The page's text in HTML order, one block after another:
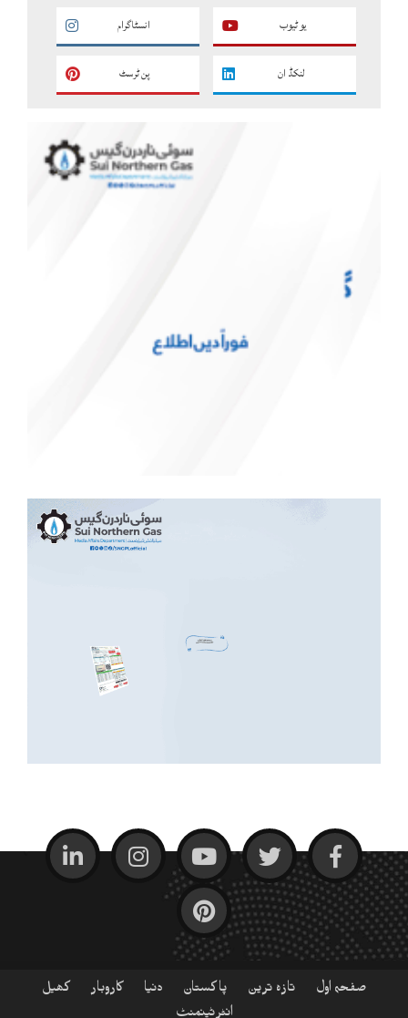
یو ٹیوب انسٹاگرام
لنکڈ ان پن ٹرسٹ
صفحہ اول تازہ ترین پاکستان دنیا کاروبار
کھیل